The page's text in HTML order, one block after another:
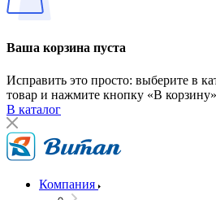
Ваша корзина пуста
Исправить это просто: выберите в
товар и нажмите кнопку «В корзину»
В каталог
Компания